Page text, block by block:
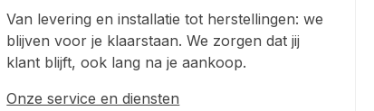
Van levering en installatie tot herstellingen: we
blijven voor je klaarstaan. We zorgen dat jij
klant blijft, ook lang na je aankoop.
Onze service en diensten